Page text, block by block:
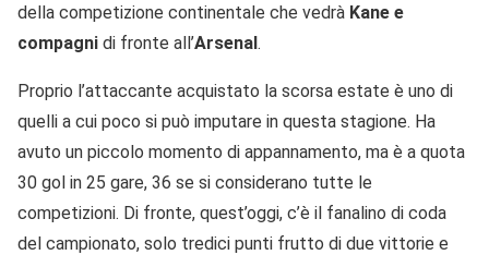
della competizione continentale che vedrà Kane e
compagni di fronte all’Arsenal.
Proprio l’attaccante acquistato la scorsa estate è uno di
quelli a cui poco si può imputare in questa stagione. Ha
avuto un piccolo momento di appannamento, ma è a quota
30 gol in 25 gare, 36 se si considerano tutte le
competizioni. Di fronte, quest’oggi, c’è il fanalino di coda
del campionato, solo tredici punti frutto di due vittorie e